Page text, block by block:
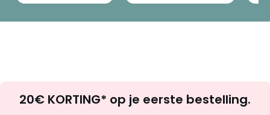
zoek
20€ KORTING* op je eerste bestelling.